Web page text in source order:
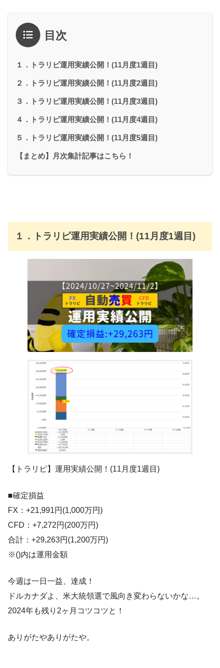
目次
１．トラリピ運用実績公開！(11月度1週目)
２．トラリピ運用実績公開！(11月度2週目)
３．トラリピ運用実績公開！(11月度3週目)
４．トラリピ運用実績公開！(11月度4週目)
５．トラリピ運用実績公開！(11月度5週目)
【まとめ】月次集計記事はこちら！
１．トラリピ運用実績公開！(11月度1週目)
【トラリピ】運用実績公開！(11月度1週目)
■確定損益
FX：+21,991円(1,000万円)
CFD：+7,272円(200万円)
合計：+29,263円(1,200万円)
※()内は運用金額
今週は一日一益、達成！
ドルカナダよ、米大統領選で風向き変わらないかな…。
2024年も残り2ヶ月コツコツと！
ありがたやありがたや。